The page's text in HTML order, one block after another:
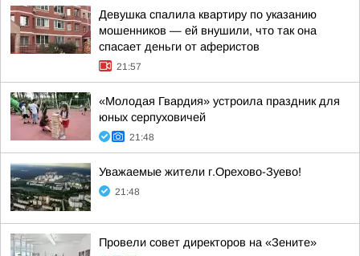
Девушка спалила квартиру по указанию
мошенников — ей внушили, что так она
спасает деньги от аферистов
21:57
«Молодая Гвардия» устроила праздник для
юных серпуховичей
21:48
Уважаемые жители г.Орехово-Зуево!
21:48
Провели совет директоров на «Зените»